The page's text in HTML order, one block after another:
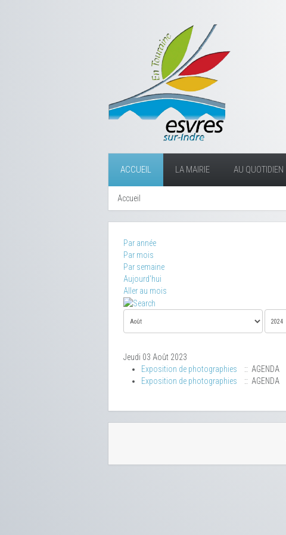
ACCUEIL LA MAIRIE AU QUOTIDIEN
Accueil
Par année
Par mois
Par semaine
Aujourd'hui
Aller au mois
Jeudi 03 Août 2023
Exposition de photographies
:: AGENDA
Exposition de photographies
:: AGENDA